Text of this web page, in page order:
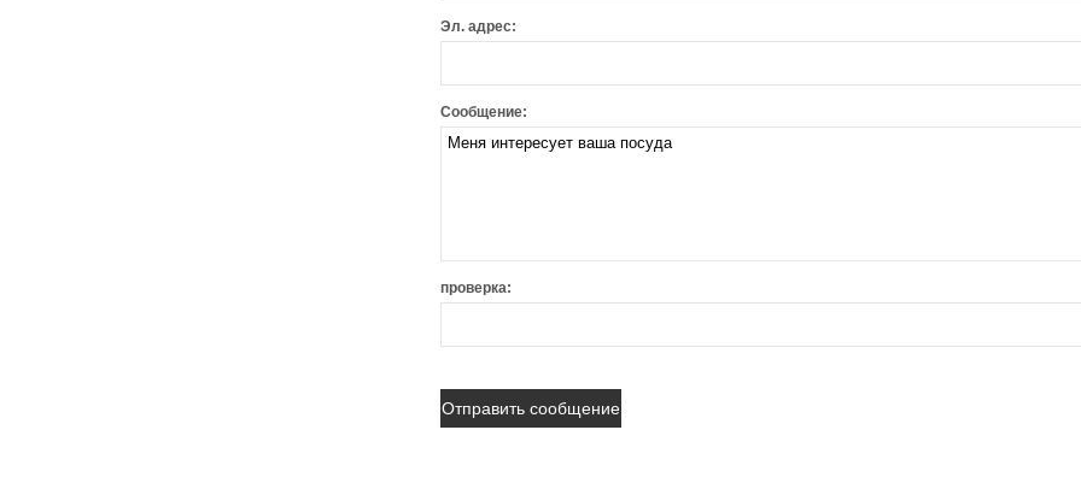
Эл. адрес:
Сообщение:
проверка: